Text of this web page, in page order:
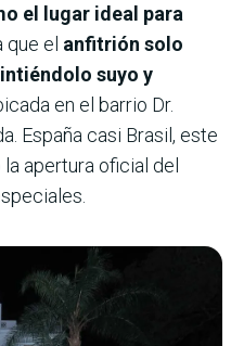
el lugar ideal para
que el anfitrión solo
suyo y
en el barrio Dr.
España casi Brasil, este
apertura oficial del